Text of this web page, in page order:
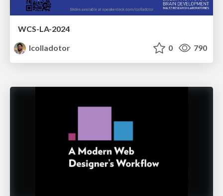
WCS-LA-2024
lcolladotor
0 790